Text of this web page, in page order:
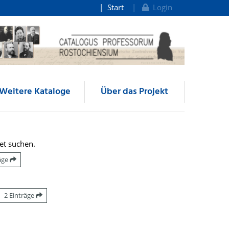
Start Login
Kataloge Über das Projekt
suchen.
2 Einträge